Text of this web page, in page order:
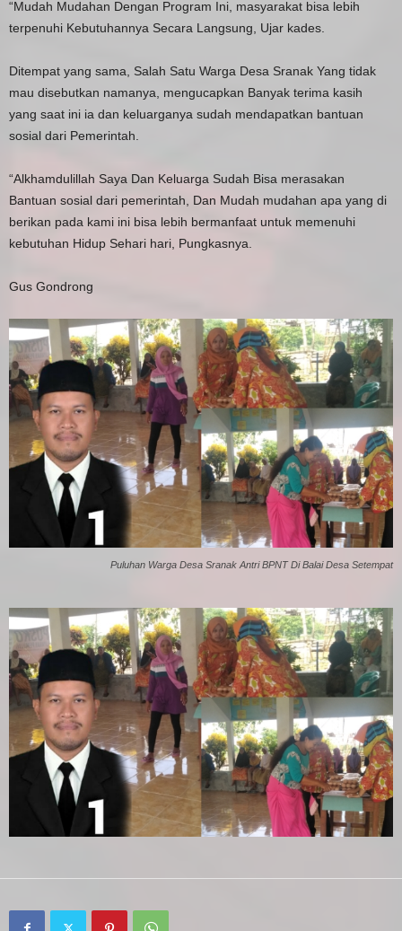
“Mudah Mudahan Dengan Program Ini, masyarakat bisa lebih
terpenuhi Kebutuhannya Secara Langsung, Ujar kades.
Ditempat yang sama, Salah Satu Warga Desa Sranak Yang tidak
mau disebutkan namanya, mengucapkan Banyak terima kasih
yang saat ini ia dan keluarganya sudah mendapatkan bantuan
sosial dari Pemerintah.
“Alkhamdulillah Saya Dan Keluarga Sudah Bisa merasakan
Bantuan sosial dari pemerintah, Dan Mudah mudahan apa yang di
berikan pada kami ini bisa lebih bermanfaat untuk memenuhi
kebutuhan Hidup Sehari hari, Pungkasnya.
Gus Gondrong
Puluhan Warga Desa Sranak Antri BPNT Di Balai Desa Setempat